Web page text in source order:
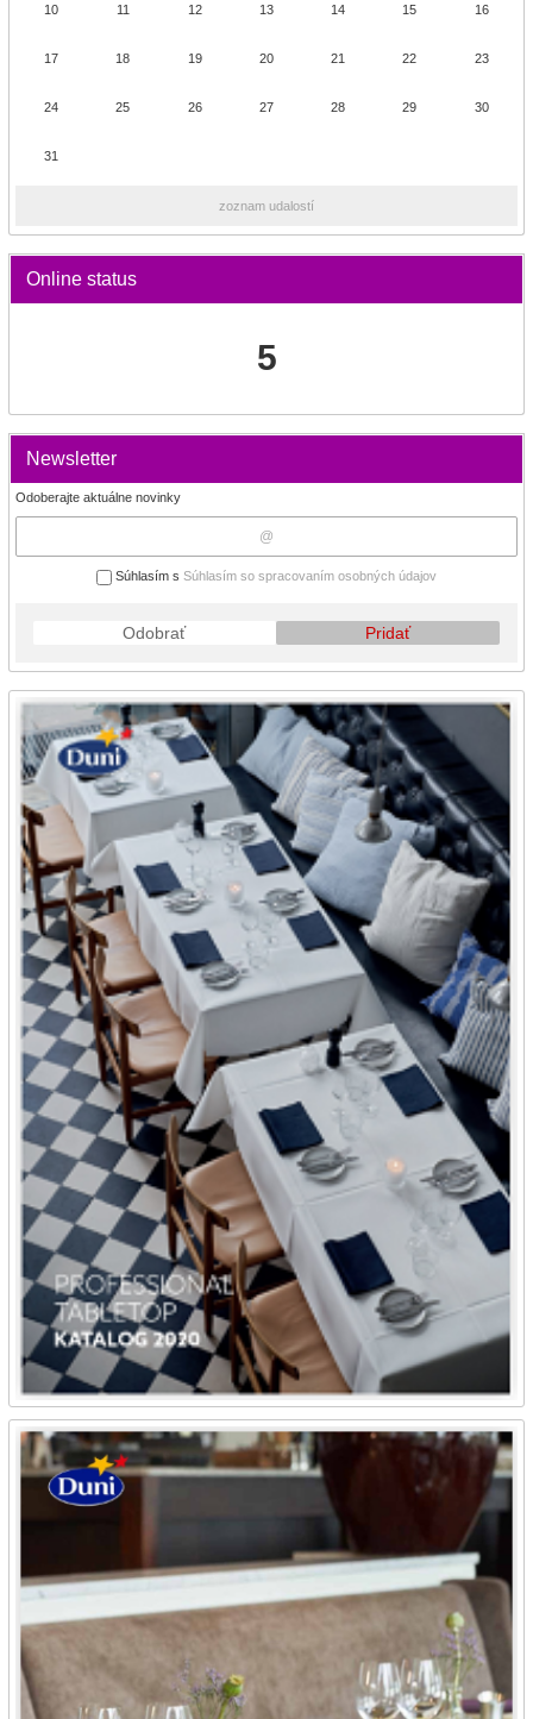
10 11 12 13 14 15 16
17 18 19 20 21 22 23
24 25 26 27 28 29 30
31
zoznam udalostí
Online status
5
Newsletter
Odoberajte aktuálne novinky
Súhlasím s Súhlasím so spracovaním osobných údajov
Odobrať Pridať